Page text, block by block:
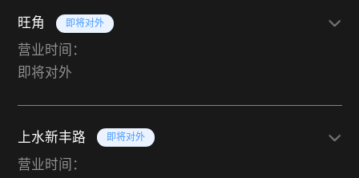
旺角 即将对外
营业时间：
即将对外
上水新丰路 即将对外
营业时间：